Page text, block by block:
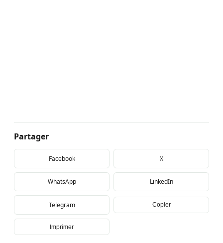
Partager
Facebook X
WhatsApp LinkedIn
Telegram Copier
Imprimer